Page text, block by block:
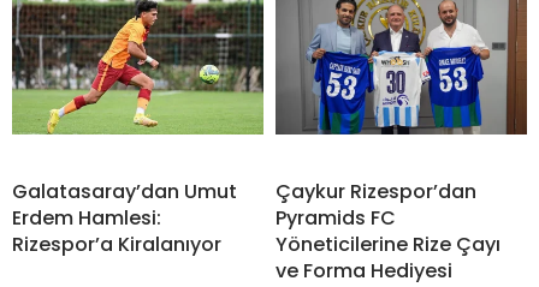
Galatasaray’dan Umut
Erdem Hamlesi:
Rizespor’a Kiralanıyor
Çaykur Rizespor’dan
Pyramids FC
Yöneticilerine Rize Çayı
ve Forma Hediyesi